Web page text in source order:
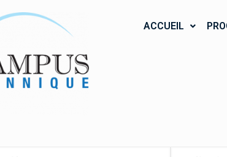
ACCUEIL